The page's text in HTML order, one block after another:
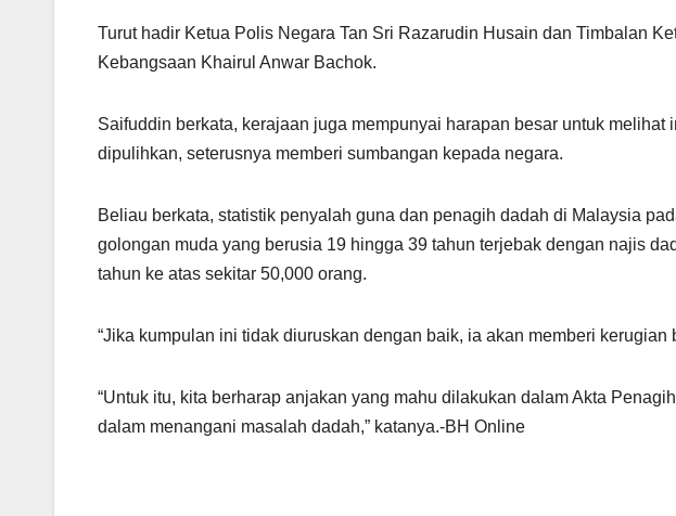
Turut hadir Ketua Polis Negara Tan Sri Razarudin Husain dan Timbalan
Kebangsaan Khairul Anwar Bachok.
Saifuddin berkata, kerajaan juga mempunyai harapan besar untuk melihat
dipulihkan, seterusnya memberi sumbangan kepada negara.
Beliau berkata, statistik penyalah guna dan penagih dadah di Malaysia
golongan muda yang berusia 19 hingga 39 tahun terjebak dengan najis
tahun ke atas sekitar 50,000 orang.
“Jika kumpulan ini tidak diuruskan dengan baik, ia akan memberi kerugian
“Untuk itu, kita berharap anjakan yang mahu dilakukan dalam Akta
dalam menangani masalah dadah,” katanya.-BH Online